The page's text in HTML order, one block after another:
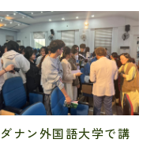
ダナン外国語大学で講